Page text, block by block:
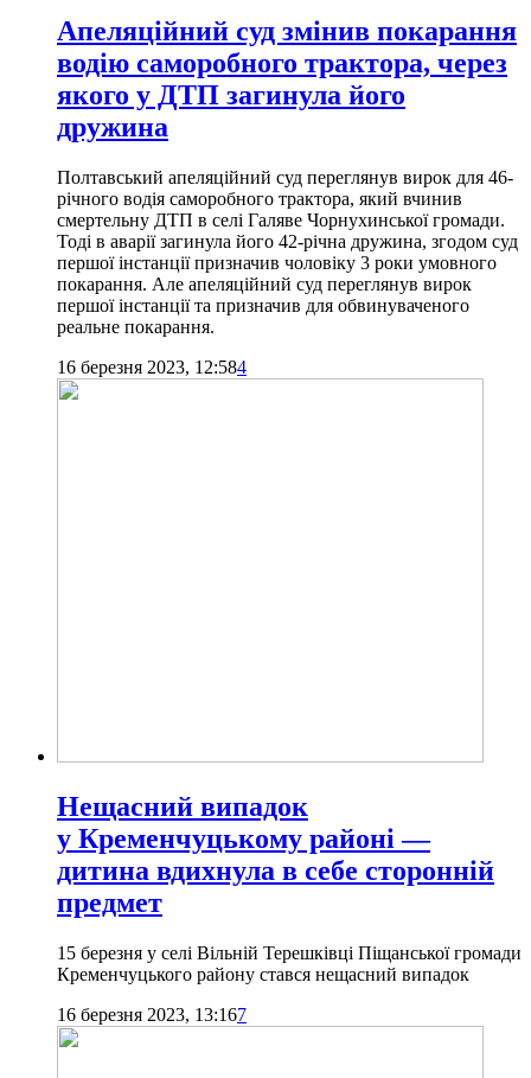
Апеляційний суд змінив покарання
водію саморобного трактора, через
якого у ДТП загинула його
дружина
Полтавський апеляційний суд переглянув вирок для 46-
річного водія саморобного трактора, який вчинив
смертельну ДТП в селі Галяве Чорнухинської громади.
Тоді в аварії загинула його 42-річна дружина, згодом суд
першої інстанції призначив чоловіку 3 роки умовного
покарання. Але апеляційний суд переглянув вирок
першої інстанції та призначив для обвинуваченого
реальне покарання.
16 березня 2023, 12:584
Нещасний випадок
у Кременчуцькому районі —
дитина вдихнула в себе сторонній
предмет
15 березня у селі Вільній Терешківці Піщанської громади
Кременчуцького району стався нещасний випадок
16 березня 2023, 13:167